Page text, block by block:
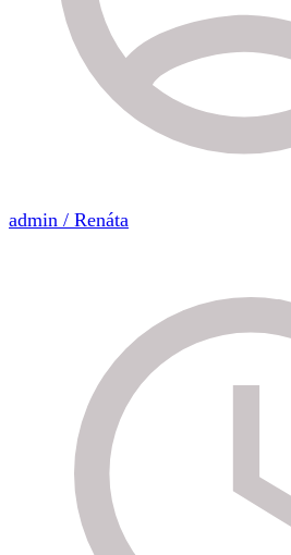
admin / Renáta